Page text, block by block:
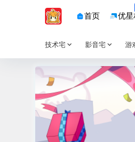
首页 优星
技术宅 影音宅 游